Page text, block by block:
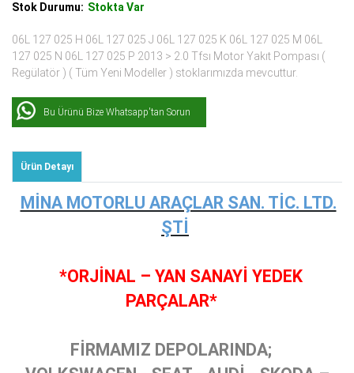
Stok Durumu: Stokta Var
06L 127 025 H 06L 127 025 J 06L 127 025 K 06L 127 025 M 06L
127 025 N 06L 127 025 P 2013 > 2.0 Tfsı Motor Yakıt Pompası (
Regülatör ) ( Tüm Yeni Modeller ) stoklarımızda mevcuttur.
Bu Ürünü Bize Whatsapp'tan Sorun
Ürün Detayı
MİNA MOTORLU ARAÇLAR SAN. TİC. LTD.
ŞTİ
*ORJİNAL – YAN SANAYİ YEDEK
PARÇALAR*
FİRMAMIZ DEPOLARINDA;